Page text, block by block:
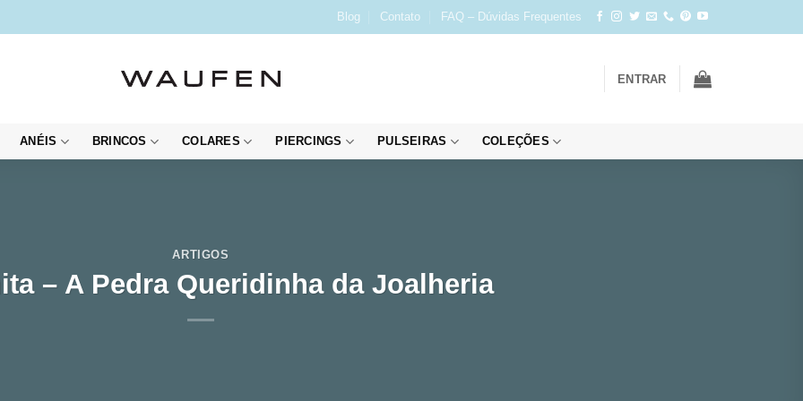
Blog Contato FAQ – Dúvidas Frequentes
ENTRAR
ANÉIS BRINCOS COLARES PIERCINGS PULSEIRAS COLEÇÕES
ARTIGOS
– A Pedra Queridinha da Joalheria